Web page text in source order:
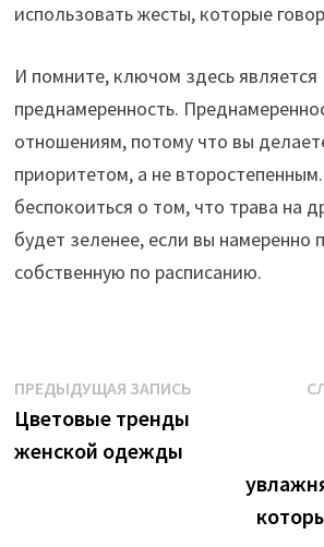
использовать жесты, которые
И помните, ключом здесь является
преднамеренность.
отношениям, потому что вы
приоритетом, а не
беспокоиться о том, что трава на
будет зеленее, если вы намеренно
собственную по расписанию.
Навигация
по
записям
ПРЕДЫДУЩАЯ ЗАПИСЬПредыдущая
Цветовые тренды
женской одежды